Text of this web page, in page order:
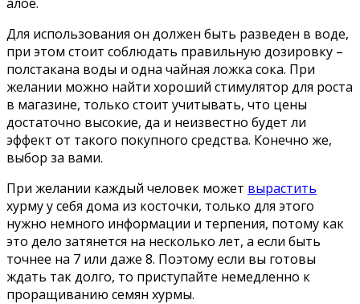
Для использования он должен быть разведен в воде,
при этом стоит соблюдать правильную дозировку –
полстакана воды и одна чайная ложка сока. При
желании можно найти хороший стимулятор для роста
в магазине, только стоит учитывать, что цены
достаточно высокие, да и неизвестно будет ли
эффект от такого покупного средства. Конечно же,
выбор за вами.
При желании каждый человек может вырастить
хурму у себя дома из косточки, только для этого
нужно немного информации и терпения, потому как
это дело затянется на несколько лет, а если быть
точнее на 7 или даже 8. Поэтому если вы готовы
ждать так долго, то приступайте немедленно к
проращиванию семян хурмы.